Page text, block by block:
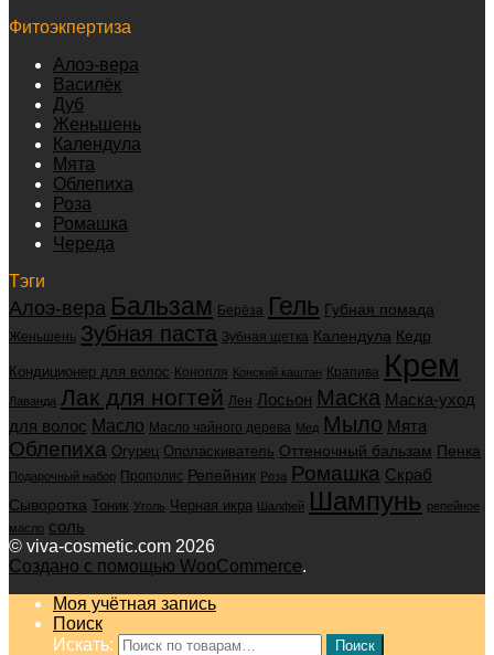
Фитоэкпертиза
Алоэ-вера
Василёк
Дуб
Женьшень
Календула
Мята
Облепиха
Роза
Ромашка
Череда
Тэги
Алоэ-вера Бальзам Берёза Гель Губная помада
Женьшень Зубная паста Зубная щетка Календула Кедр
Кондиционер для волос Конопля Конский каштан Крапива Крем
Лаванда Лак для ногтей Лен Лосьон Маска Маска-уход
для волос Масло Масло чайного дерева Мед Мыло Мята
Облепиха Огурец Ополаскиватель Оттеночный бальзам Пенка
Подарочный набор Прополис Репейник Роза Ромашка Скраб
Сыворотка Тоник Уголь Черная икра Шалфей Шампунь репейное
масло соль
© viva-cosmetic.com 2026
Создано с помощью WooCommerce.
Моя учётная запись
Поиск
Искать:
Поиск